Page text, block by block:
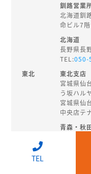
釧路営業
北海道釧
命ビル7階
北海道
長野県長
TEL:050-
東北
東北支店
宮城県仙
う坂ハル
宮城県仙
中央店テ
青森・秋
北陸・
TEL